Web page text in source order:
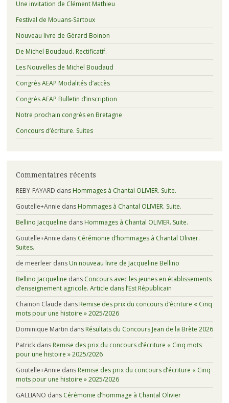
Une invitation de Clément Mathieu
Festival de Mouans-Sartoux
Nouveau livre de Gérard Boinon
De Michel Boudaud. Rectificatif.
Les Nouvelles de Michel Boudaud
Congrès AEAP Modalités d’accès
Congrès AEAP Bulletin d’inscription
Notre prochain congrès en Bretagne
Concours d’écriture. Suites
Commentaires récents
REBY-FAYARD dans Hommages à Chantal OLIVIER. Suite.
Goutelle+Annie dans Hommages à Chantal OLIVIER. Suite.
Bellino Jacqueline dans Hommages à Chantal OLIVIER. Suite.
Goutelle+Annie dans Cérémonie d’hommages à Chantal Olivier.
Suites.
de meerleerdans Un nouveau livre de Jacqueline Bellino
Bellino Jacqueline dans Concours avec les jeunes en établissements
d’enseignement agricole. Article dans l’Est Républicain
Chainon Claude dans Remise des prix du concours d’écriture « Cinq
mots pour une histoire » 2025/2026
Dominique Martin dans Résultats du Concours Jean de la Brète 2026
Patrickdans Remise des prix du concours d’écriture « Cinq mots
pour une histoire » 2025/2026
Goutelle+Annie dans Remise des prix du concours d’écriture « Cinq
mots pour une histoire » 2025/2026
GALLIANO dans Cérémonie d’hommage à Chantal Olivier